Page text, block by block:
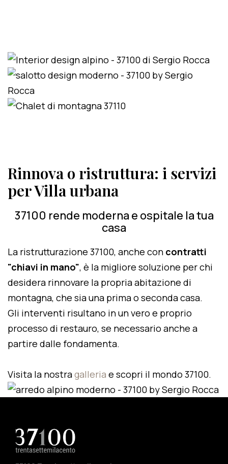
Rinnova o ristruttura: i servizi
per Villa urbana
37100 rende moderna e ospitale la tua
casa
La ristrutturazione 37100, anche con contratti
"chiavi in mano", è la migliore soluzione per chi
desidera rinnovare la propria abitazione di
montagna, che sia una prima o seconda casa.
Gli interventi risultano in un vero e proprio
processo di restauro, se necessario anche a
partire dalle fondamenta.
Visita la nostragalleria e scopri il mondo 37100.